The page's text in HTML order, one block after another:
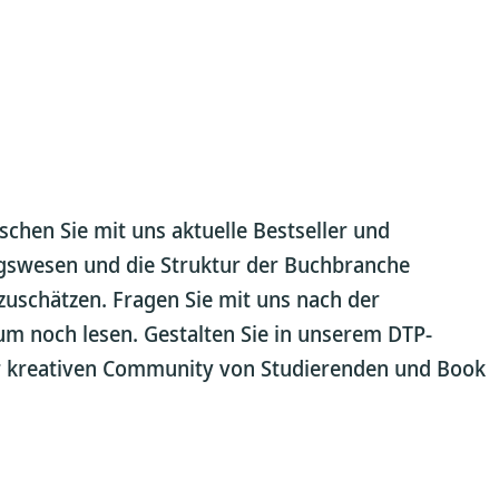
Sie mit uns aktuelle Bestseller und
und die Struktur der Buchbranche
Fragen Sie mit uns nach der
noch lesen. Gestalten Sie in unserem DTP-
Community von Studierenden und Book